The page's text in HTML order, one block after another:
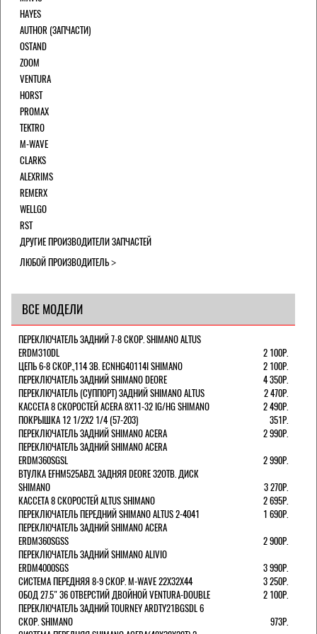
HAYES
AUTHOR (ЗАПЧАСТИ)
OSTAND
ZOOM
VENTURA
HORST
PROMAX
TEKTRO
M-WAVE
CLARKS
ALEXRIMS
REMERX
WELLGO
RST
ДРУГИЕ ПРОИЗВОДИТЕЛИ ЗАПЧАСТЕЙ
ЛЮБОЙ ПРОИЗВОДИТЕЛЬ
ВСЕ МОДЕЛИ
ПЕРЕКЛЮЧАТЕЛЬ ЗАДНИЙ 7-8 СКОР. SHIMANO ALTUS
ERDM310DL
2 100Р.
ЦЕПЬ 6-8 СКОР.,114 ЗВ. ECNHG40114I SHIMANO
2 100Р.
ПЕРЕКЛЮЧАТЕЛЬ ЗАДНИЙ SHIMANO DEORE
4 350Р.
ПЕРЕКЛЮЧАТЕЛЬ (СУППОРТ) ЗАДНИЙ SHIMANO ALTUS
2 470Р.
КАССЕТА 8 СКОРОСТЕЙ ACERA 8Х11-32 IG/HG SHIMANO
2 490Р.
ПОКРЫШКА 12 1/2X2 1/4 (57-203)
351Р.
ПЕРЕКЛЮЧАТЕЛЬ ЗАДНИЙ SHIMANO ACERA
2 990Р.
ПЕРЕКЛЮЧАТЕЛЬ ЗАДНИЙ SHIMANO ACERA
ERDM360SGSL
2 990Р.
ВТУЛКА EFHM525ABZL ЗАДНЯЯ DEORE 32ОТВ. ДИСК
SHIMANO
3 270Р.
КАССЕТА 8 СКОРОСТЕЙ ALTUS SHIMANO
2 695Р.
ПЕРЕКЛЮЧАТЕЛЬ ПЕРЕДНИЙ SHIMANO ALTUS 2-4041
1 690Р.
ПЕРЕКЛЮЧАТЕЛЬ ЗАДНИЙ SHIMANO ACERA
ERDM360SGSS
2 900Р.
ПЕРЕКЛЮЧАТЕЛЬ ЗАДНИЙ SHIMANO ALIVIO
ERDM4000SGS
3 990Р.
СИСТЕМА ПЕРЕДНЯЯ 8-9 СКОР. M-WAVE 22Х32Х44
3 250Р.
ОБОД 27.5" 36 ОТВЕРСТИЙ ДВОЙНОЙ VENTURA-DOUBLE
2 100Р.
ПЕРЕКЛЮЧАТЕЛЬ ЗАДНИЙ TOURNEY ARDTY21BGSDL 6
СКОР. SHIMANO
973Р.